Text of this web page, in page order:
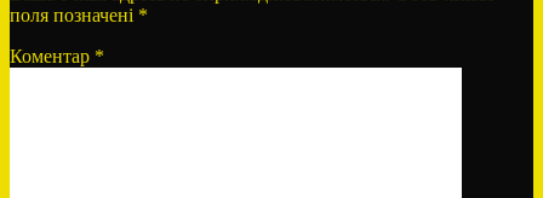
поля позначені *
Коментар *